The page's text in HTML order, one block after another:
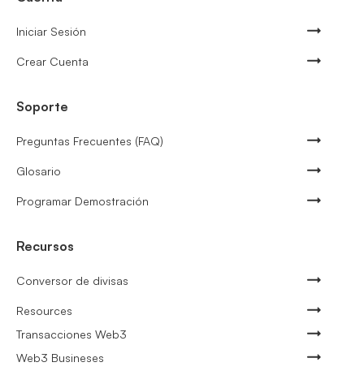
Iniciar Sesión
Crear Cuenta
Soporte
Preguntas Frecuentes (FAQ)
Glosario
Programar Demostración
Recursos
Conversor de divisas
Resources
Transacciones Web3
Web3 Busineses